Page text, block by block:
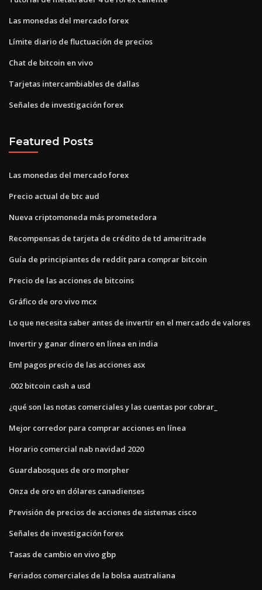
Las monedas del mercado forex
Límite diario de fluctuación de precios
Chat de bitcoin en vivo
Tarjetas intercambiables de dallas
Señales de investigación forex
Featured Posts
Las monedas del mercado forex
Precio actual de btc aud
Nueva criptomoneda más prometedora
Recompensas de tarjeta de crédito de td ameritrade
Guía de principiantes de reddit para comprar bitcoin
Precio de las acciones de bitcoins
Gráfico de oro vivo mcx
Lo que necesita saber antes de invertir en el mercado de valores
Invertir y ganar dinero en línea en india
Eml pagos precio de las acciones asx
.002 bitcoin cash a usd
¿qué son las notas comerciales y las cuentas por cobrar_
Mejor corredor para comprar acciones en línea
Horario comercial nab navidad 2020
Guardabosques de oro morpher
Onza de oro en dólares canadienses
Previsión de precios de acciones de sistemas cisco
Señales de investigación forex
Tasas de cambio en vivo gbp
Feriados comerciales de la bolsa australiana